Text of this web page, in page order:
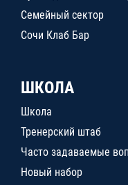
Семейный сектор
Сочи Клаб Бар
ШКОЛА
Школа
Тренерский штаб
Часто задаваемые
Новый набор